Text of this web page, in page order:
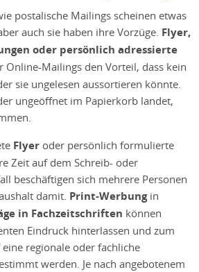
postalische Mailings scheinen etwas
auch sie haben ihre Vorzüge. Flyer,
oder persönlich adressierte
Online-Mailings den Vorteil, dass kein
sie ungelesen aussortieren könnte.
ungeöffnet im Papierkorb landet,
Flyer oder persönlich formulierte
Zeit auf dem Schreib- oder
beschäftigen sich mehrere Personen
damit. Print-Werbungin
in Fachzeitschriften können
Eindruck hinterlassen und zum
regionale oder fachliche
werden. Je nach angebotenem